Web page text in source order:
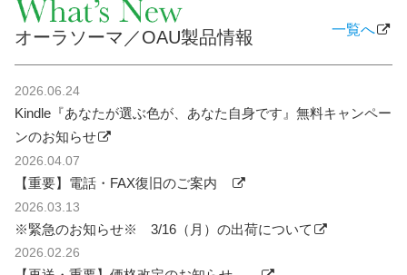
オーラソーマ／OAU製品情報 一覧へ
2026.06.24
Kindle『あなたが選ぶ色が、あなた自身です』無料キャンペー
ンのお知らせ
2026.04.07
【重要】電話・FAX復旧のご案内
2026.03.13
※緊急のお知らせ※ 3/16（月）の出荷について
2026.02.26